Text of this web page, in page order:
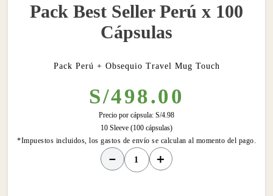
Pack Best Seller Perú x 100
Cápsulas
Pack Perú + Obsequio Travel Mug Touch
S/498.00
10 Sleeve (100 cápsulas)
Precio por cápsula: S/4.98
*Impuestos incluidos, los gastos de envío se calculan al momento del pago.
＋
－